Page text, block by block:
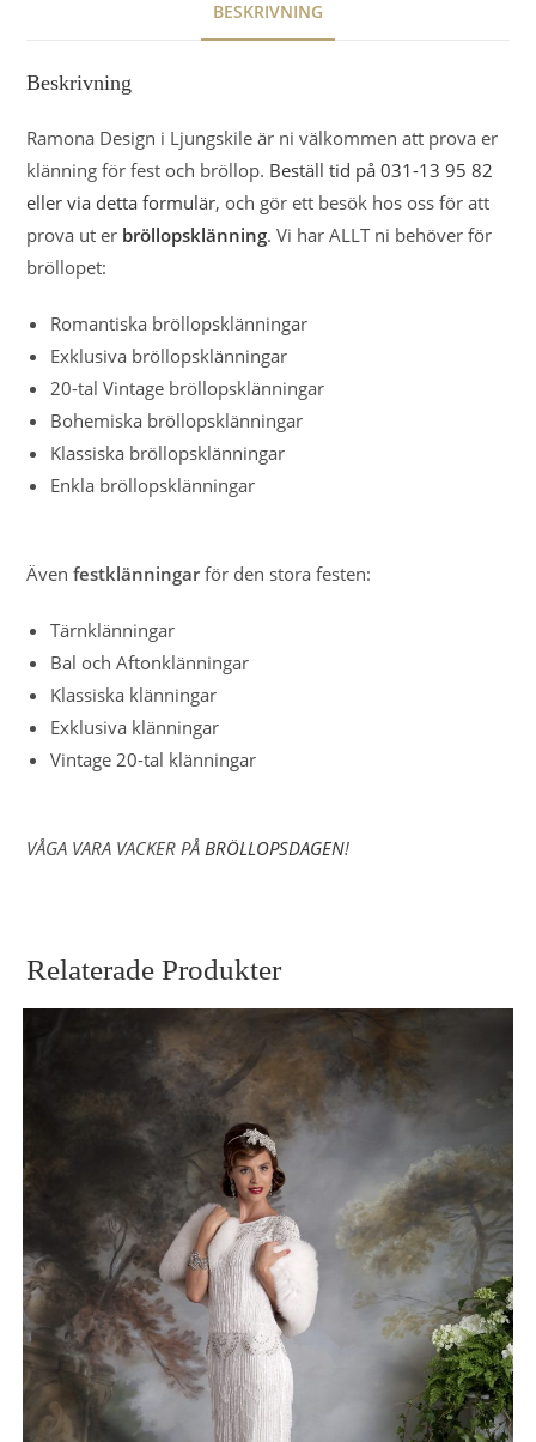
BESKRIVNING
Beskrivning
Ramona Design i Ljungskile är ni välkommen att prova er
klänning för fest och bröllop. Beställ tid på 031-13 95 82
eller via detta formulär, och gör ett besök hos oss för att
prova ut er bröllopsklänning. Vi har ALLT ni behöver för
bröllopet:
Romantiska bröllopsklänningar
Exklusiva bröllopsklänningar
20-tal Vintage bröllopsklänningar
Bohemiska bröllopsklänningar
Klassiska bröllopsklänningar
Enkla bröllopsklänningar
Ävenfestklänningarför den stora festen:
Tärnklänningar
Bal och Aftonklänningar
Klassiska klänningar
Exklusiva klänningar
Vintage 20-tal klänningar
VÅGA VARA VACKER PÅ BRÖLLOPSDAGEN!
Relaterade Produkter